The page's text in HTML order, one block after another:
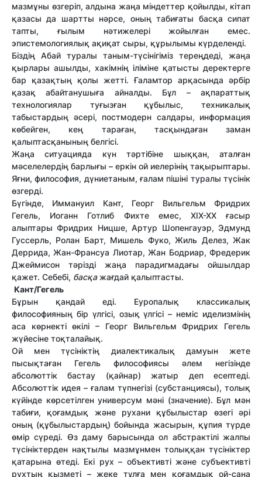
мазмұны өзгеріп, алдына жаңа міндеттер қойылды, кітап
қазасы да шартты нәрсе, оның табиғаты басқа сипат
тапты, ғылым нәтижелері жойылған емес.
эпистемологиялық ақиқат сыры, құрылымы күрделенді.
Біздің Абай туралы таным-түсінігіміз тереңдеді, жаңа
қырлары ашылды, хакімнің іліміне қатысты деректерге
бар қазақтың қолы жетті. Ғаламтор арқасында әрбір
қазақ абайтанушыға айналды. Бұл – ақпараттық
технологиялар туғызған құбылыс, техникалық
табыстардың әсері, постмодерн салдары, информация
көбейген, кең тараған, тасқындаған заман
қалыптасқанының белгісі.
Жаңа ситуацияда күн тәртібіне шыққан, аталған
мәселелердің барлығы – еркін ой иелерінің тақырыптары.
Яғни, философия, дүниетаным, ғалам пішіні туралы түсінік
өзгерді.
Бүгінде, Иммануил Кант, Георг Вильгельм Фридрих
Гегель, Иоганн Готлиб Фихте емес, XIX-XX ғасыр
алыптары Фридрих Ницше, Артур Шопенгауэр, Эдмунд
Гуссерль, Ролан Барт, Мишель Фуко, Жиль Делез, Жак
Деррида, Жан-Франсуа Лиотар, Жан Бодриар, Фредерик
Джеймисон тәрізді жаңа парадигмадағы ойшылдар
қажет. Себебі, басқажағдай қалыптасты.
Кант/Гегель
Бұрын қандай еді. Еуропалық классикалық
философияның бір үлгісі, озық үлгісі – неміс иделизмінің
аса көрнекті өкілі – Георг Вильгельм Фридрих Гегель
жүйесіне тоқталайық.
Ой мен түсініктің диалектикалық дамуын жете
пысықтаған Гегель философиясы әлем негізінде
абсолюттік бастау (қайнар) жатыр деп есептеді.
Абсолюттік идея – ғалам түпнегізі (субстанциясы), толық
күйінде көрсетілген универсум мәні (значение). Бұл мән
табиғи, қоғамдық және рухани құбылыстар өзегі әрі
оның (құбылыстардың) бойында жасырын, құпия түрде
өмір сүреді. Өз даму барысында ол абстрактілі жалпы
түсініктерден нақтылы мазмұнмен толыққан түсініктер
қатарына өтеді. Екі рух – объективті және субъективті
рухтың қызметі – жеке тұлға мен қоғамдық ой-сана